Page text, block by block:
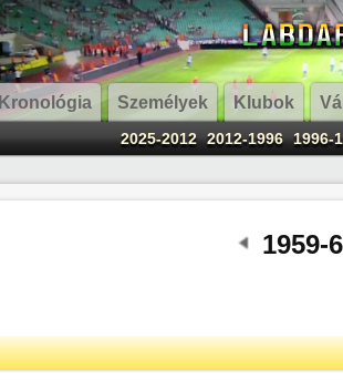
Kronológia Személyek Klubok
2025-2012 2012-1996 1996-
1959-